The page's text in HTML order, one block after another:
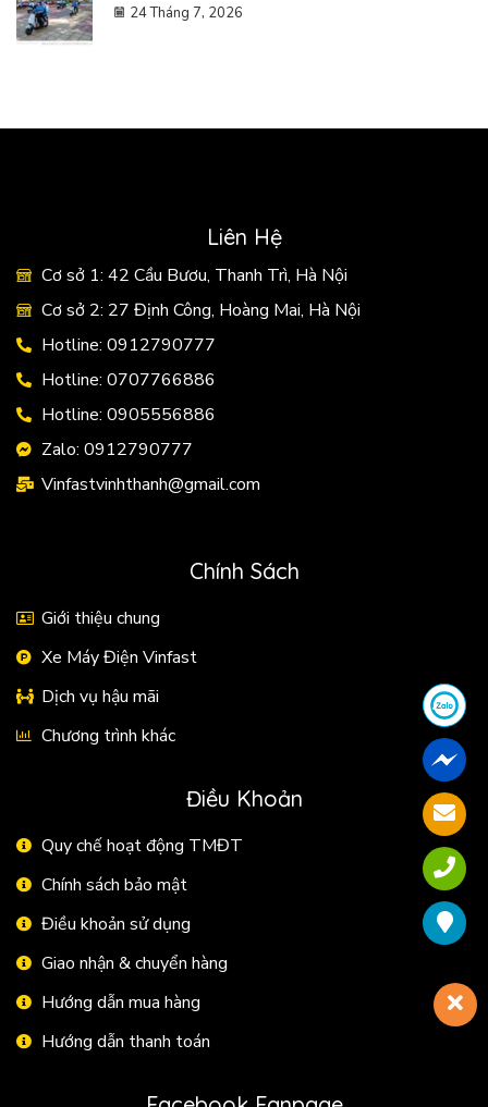
24 Tháng 7, 2026
Liên Hệ
Cơ sở 1: 42 Cầu Bươu, Thanh Trì, Hà Nội
Cơ sở 2: 27 Định Công, Hoàng Mai, Hà Nội
Hotline: 0912790777
Hotline: 0707766886
Hotline: 0905556886
Zalo: 0912790777
Vinfastvinhthanh@gmail.com
Chính Sách
Giới thiệu chung
Xe Máy Điện Vinfast
Dịch vụ hậu mãi
Chương trình khác
Điều Khoản
Quy chế hoạt động TMĐT
Chính sách bảo mật
Điều khoản sử dụng
Giao nhận & chuyển hàng
Hướng dẫn mua hàng
Hướng dẫn thanh toán